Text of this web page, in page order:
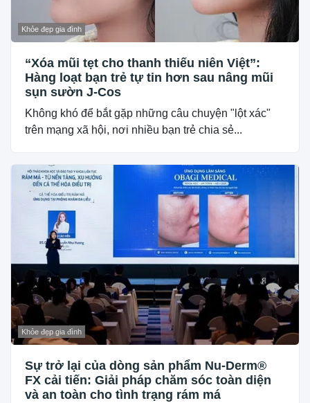
Khỏe đẹp gia đình
“Xóa mũi tẹt cho thanh thiếu niên Việt”:
Hàng loạt bạn trẻ tự tin hơn sau nâng mũi
sụn sườn J-Cos
Không khó để bắt gặp những câu chuyện "lột xác"
trên mạng xã hội, nơi nhiều bạn trẻ chia sẻ...
Khỏe đẹp gia đình
Sự trở lại của dòng sản phẩm Nu-Derm®
FX cải tiến: Giải pháp chăm sóc toàn diện
và an toàn cho tình trạng rám má